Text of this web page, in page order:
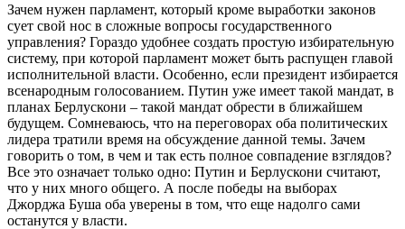
Зачем нужен парламент, который кроме выработки законов
сует свой нос в сложные вопросы государственного
управления? Гораздо удобнее создать простую избирательную
систему, при которой парламент может быть распущен главой
исполнительной власти. Особенно, если президент избирается
всенародным голосованием. Путин уже имеет такой мандат, в
планах Берлускони – такой мандат обрести в ближайшем
будущем. Сомневаюсь, что на переговорах оба политических
лидера тратили время на обсуждение данной темы. Зачем
говорить о том, в чем и так есть полное совпадение взглядов?
Все это означает только одно: Путин и Берлускони считают,
что у них много общего. А после победы на выборах
Джорджа Буша оба уверены в том, что еще надолго сами
останутся у власти.